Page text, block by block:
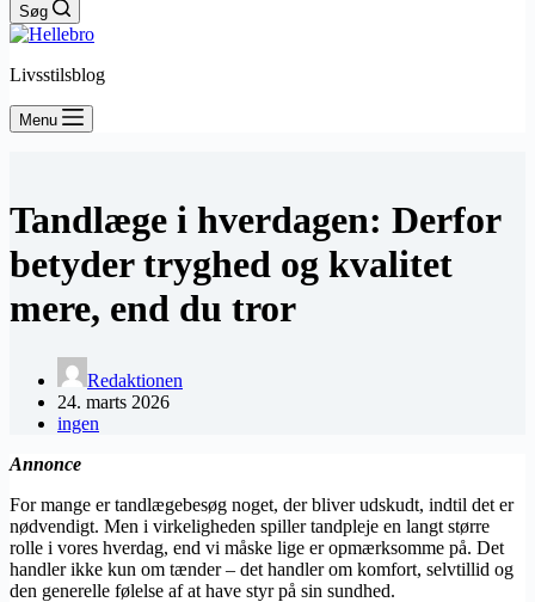
Søg
Livsstilsblog
Menu
Tandlæge i hverdagen: Derfor
betyder tryghed og kvalitet
mere, end du tror
Redaktionen
24. marts 2026
ingen
Annonce
For mange er tandlægebesøg noget, der bliver udskudt, indtil det er
nødvendigt. Men i virkeligheden spiller tandpleje en langt større
rolle i vores hverdag, end vi måske lige er opmærksomme på. Det
handler ikke kun om tænder – det handler om komfort, selvtillid og
den generelle følelse af at have styr på sin sundhed.